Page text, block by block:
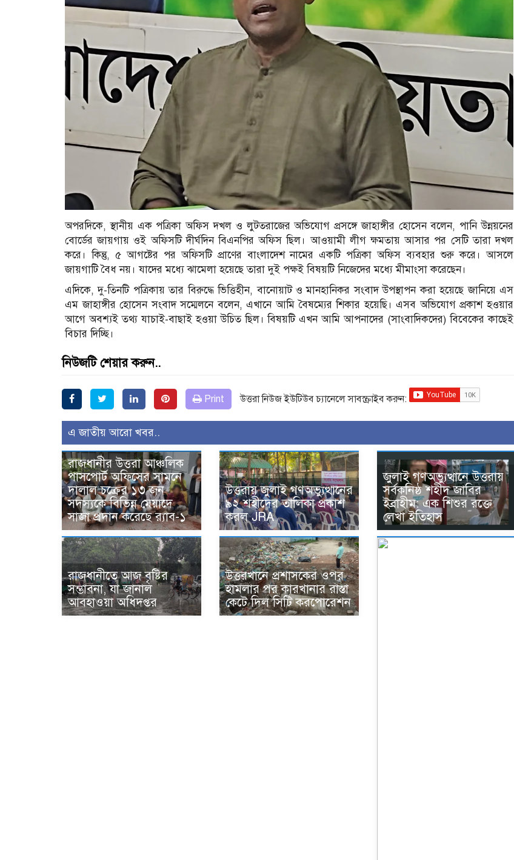
অপরদিকে, স্থানীয় এক পত্রিকা অফিস দখল ও লুটতরাজের অভিযোগ প্রসঙ্গে জাহাঙ্গীর হোসেন বলেন, পানি উন্নয়নের
বোর্ডের জায়গায় ওই অফিসটি দীর্ঘদিন বিএনপির অফিস ছিল। আওয়ামী লীগ ক্ষমতায় আসার পর সেটি তারা দখল
করে। কিন্তু, ৫ আগষ্টের পর অফিসটি প্রাণের বাংলাদেশ নামের একটি পত্রিকা অফিস ব্যবহার শুরু করে। আসলে
জায়গাটি বৈধ নয়। যাদের মধ্যে ঝামেলা হয়েছে তারা দুই পক্ষই বিষয়টি নিজেদের মধ্যে মীমাংসা করেছেন।
এদিকে, দু-তিনটি পত্রিকায় তার বিরুদ্ধে ভিত্তিহীন, বানোয়াট ও মানহানিকর সংবাদ উপস্থাপন করা হয়েছে জানিয়ে এস
এম জাহাঙ্গীর হোসেন সংবাদ সম্মেলনে বলেন, এখানে আমি বৈষম্যের শিকার হয়েছি। এসব অভিযোগ প্রকাশ হওয়ার
আগে অবশ্যই তথ্য যাচাই-বাছাই হওয়া উচিত ছিল। বিষয়টি এখন আমি আপনাদের (সাংবাদিকদের) বিবেকের কাছেই
বিচার দিচ্ছি।
নিউজটি শেয়ার করুন..
Print উত্তরা নিউজ ইউটিউব চ্যানেলে সাবস্ক্রাইব করুন:
এ জাতীয় আরো খবর..
রাজধানীর উত্তরা আঞ্চলিক
পাসপোর্ট অফিসের সামনে
দালাল চক্রের ১৩ জন
সদস্যকে বিভিন্ন মেয়াদে
সাজা প্রদান করেছে র‌্যাব-১
উত্তরায় জুলাই গণঅভ্যুত্থানের
৯২ শহীদের তালিকা প্রকাশ
করল JRA
জুলাই গণঅভ্যুত্থানে উত্তরায়
সর্বকনিষ্ঠ শহীদ জাবির
ইব্রাহীম: এক শিশুর রক্তে
লেখা ইতিহাস
রাজধানীতে আজ বৃষ্টির
সম্ভাবনা, যা জানাল
আবহাওয়া অধিদপ্তর
উত্তরখানে প্রশাসকের ওপর
হামলার পর কারখানার রাস্তা
কেটে দিল সিটি করপোরেশন